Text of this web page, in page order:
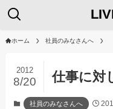
ホーム 社員のみなさんへ
仕事に対
2012
8/20
社員のみなさんへ